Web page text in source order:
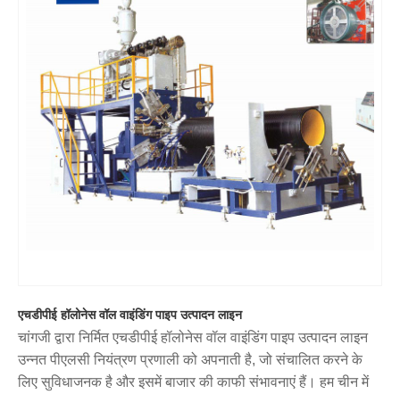
एचडीपीई हॉलोनेस वॉल वाइंडिंग पाइप उत्पादन लाइन
चांगजी द्वारा निर्मित एचडीपीई हॉलोनेस वॉल वाइंडिंग पाइप उत्पादन लाइन
उन्नत पीएलसी नियंत्रण प्रणाली को अपनाती है, जो संचालित करने के
लिए सुविधाजनक है और इसमें बाजार की काफी संभावनाएं हैं। हम चीन में